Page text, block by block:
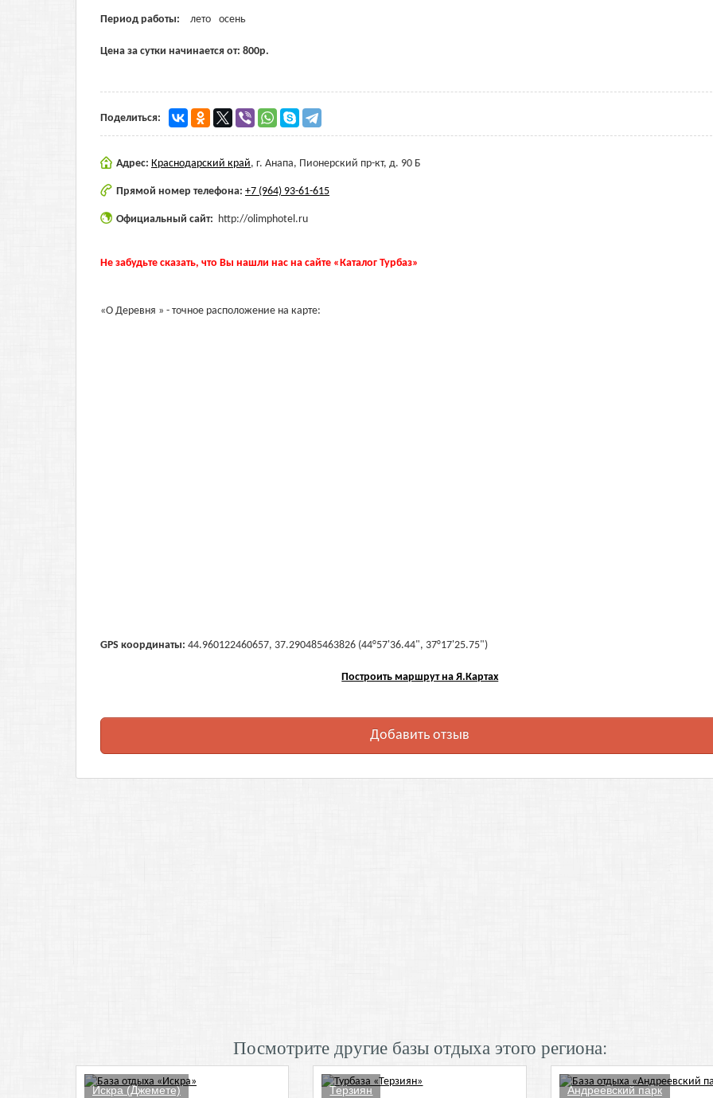
Период работы: лето осень
Цена за сутки начинается от: 800р.
Поделиться:
Адрес: Краснодарский край, г. Анапа, Пионерский пр-кт, д. 90 Б
Прямой номер телефона: +7 (964) 93-61-615
Официальный сайт: http://olimphotel.ru
Не забудьте сказать, что Вы нашли нас на сайте «Каталог Турбаз»
«О Деревня » - точное расположение на карте:
GPS координаты: 44.960122460657, 37.290485463826 (44°57'36.44", 37°17'25.75")
Построить маршрут на Я.Картах
Добавить отзыв
Посмотрите другие базы отдыха этого региона:
Искра (Джемете) Терзиян Андреевский парк